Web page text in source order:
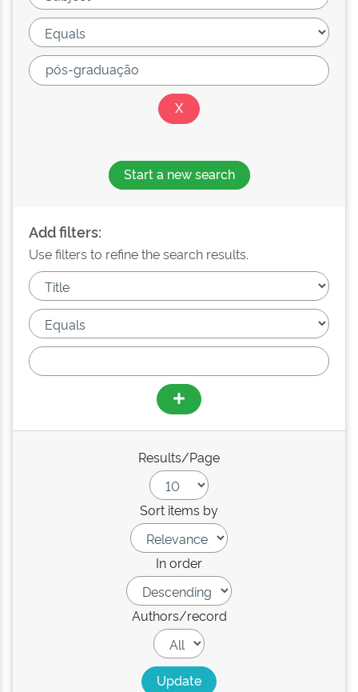
Start a new search
Add filters:
Use filters to refine the search results.
Results/Page
Sort items by
In order
Authors/record